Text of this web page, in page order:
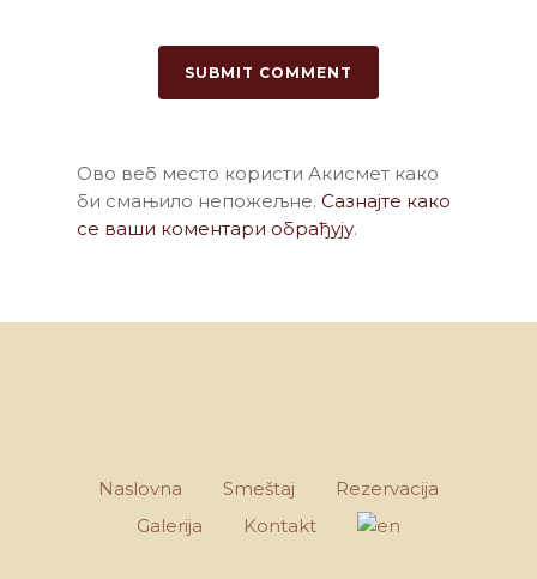
Ово веб место користи Акисмет како
би смањило непожељне. Сазнајте како
се ваши коментари обрађују.
Naslovna Smeštaj
Rezervacija
Galerija
Kontakt